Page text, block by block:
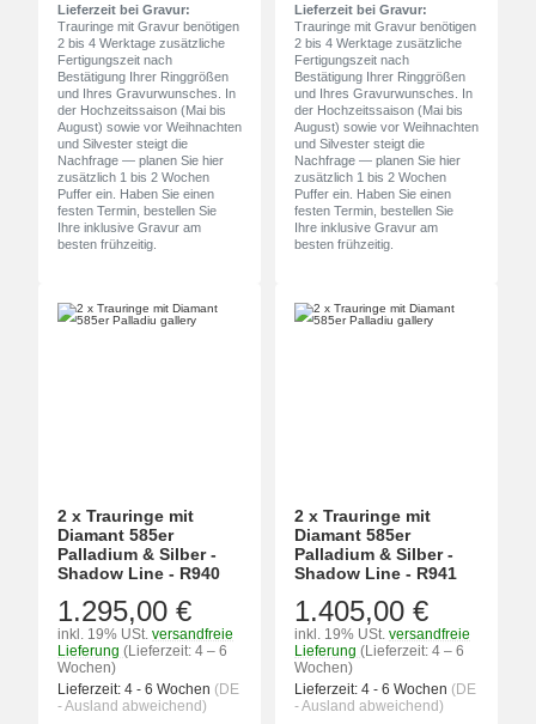
Lieferzeit bei Gravur:
Trauringe mit Gravur benötigen
2 bis 4 Werktage zusätzliche
Fertigungszeit nach
Bestätigung Ihrer Ringgrößen
und Ihres Gravurwunsches. In
der Hochzeitssaison (Mai bis
August) sowie vor Weihnachten
und Silvester steigt die
Nachfrage — planen Sie hier
zusätzlich 1 bis 2 Wochen
Puffer ein. Haben Sie einen
festen Termin, bestellen Sie
Ihre inklusive Gravur am
besten frühzeitig.
Lieferzeit bei Gravur:
Trauringe mit Gravur benötigen
2 bis 4 Werktage zusätzliche
Fertigungszeit nach
Bestätigung Ihrer Ringgrößen
und Ihres Gravurwunsches. In
der Hochzeitssaison (Mai bis
August) sowie vor Weihnachten
und Silvester steigt die
Nachfrage — planen Sie hier
zusätzlich 1 bis 2 Wochen
Puffer ein. Haben Sie einen
festen Termin, bestellen Sie
Ihre inklusive Gravur am
besten frühzeitig.
2 x Trauringe mit
Diamant 585er
Palladium & Silber -
Shadow Line - R940
1.295,00 €
inkl. 19% USt. versandfreie
Lieferung (Lieferzeit: 4 – 6
Wochen)
Lieferzeit: 4 - 6 Wochen (DE
- Ausland abweichend)
2 x Trauringe mit
Diamant 585er
Palladium & Silber -
Shadow Line - R941
1.405,00 €
inkl. 19% USt. versandfreie
Lieferung (Lieferzeit: 4 – 6
Wochen)
Lieferzeit: 4 - 6 Wochen (DE
- Ausland abweichend)